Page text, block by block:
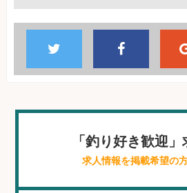
「釣り好き歓迎
求人情報を掲載希望の